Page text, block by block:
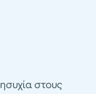
στους